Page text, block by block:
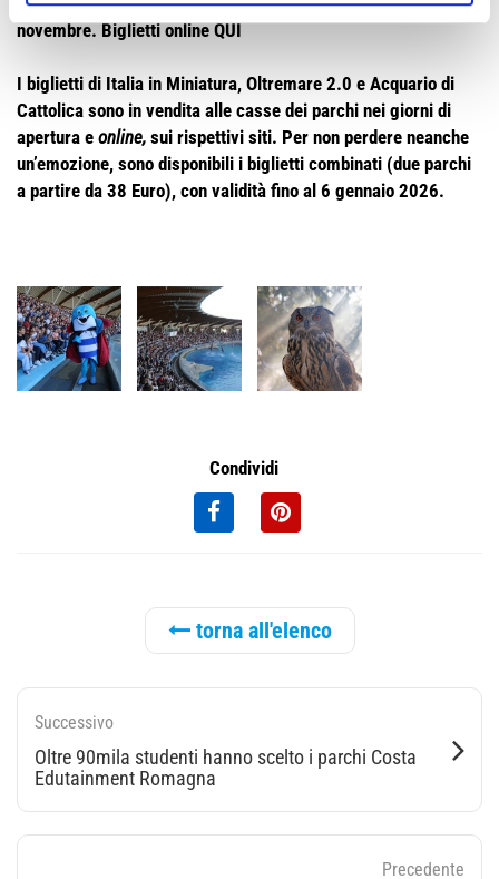
novembre. Biglietti onlineQUI
I biglietti di Italia in Miniatura, Oltremare 2.0 e Acquario di
Cattolica sono in vendita alle casse dei parchi nei giorni di
apertura e online, sui rispettivi siti. Per non perdere neanche
un’emozione, sono disponibili i biglietti combinati (due parchi
a partire da 38 Euro), con validità fino al 6 gennaio 2026.
Condividi
torna all'elenco
Successivo
Oltre 90mila studenti hanno scelto i parchi Costa
Edutainment Romagna
Precedente